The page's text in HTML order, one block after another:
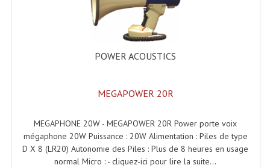
Flight Cases Platine Disque. Lecteurs CD
Flight Malettes Consoles T. Mixages
Flight-Case Pour Contrôleur DJ
Malle Flight Multi-Usage
Meubles DJ
POWER ACOUSTICS
MEGAPOWER 20R
MEGAPHONE 20W - MEGAPOWER 20R Power porte voix
mégaphone 20W Puissance : 20W Alimentation : Piles de type
D X 8 (LR20) Autonomie des Piles : Plus de 8 heures en usage
normal Micro : - cliquez-ici pour lire la suite...